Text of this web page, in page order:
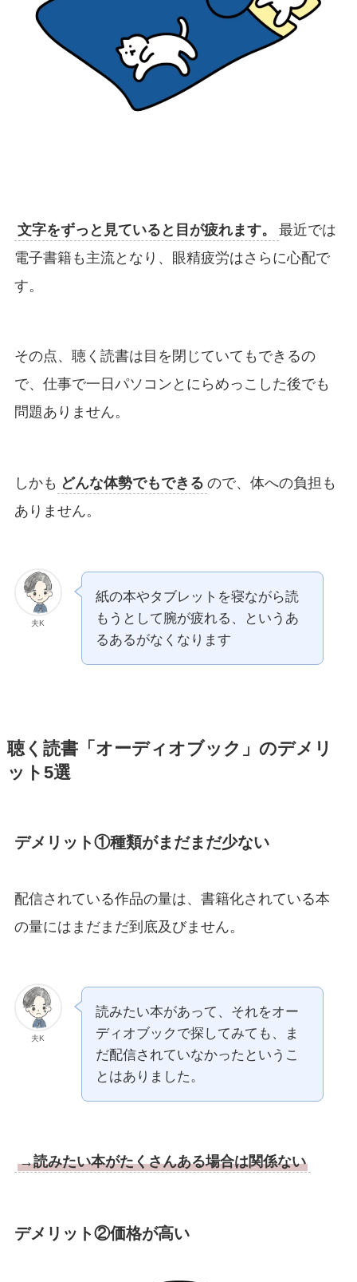
文字をずっと見ていると目が疲れます。
最近では
電子書籍も主流となり、眼精疲労はさらに心配で
す。
その点、聴く読書は目を閉じていてもできるの
で、仕事で一日パソコンとにらめっこした後でも
問題ありません。
しかも どんな体勢でもできる ので、体への負担も
ありません。
夫K
紙の本やタブレットを寝ながら読
もうとして腕が疲れる、というあ
るあるがなくなります
聴く読書「オーディオブック」のデメリ
ット5選
デメリット①種類がまだまだ少ない
配信されている作品の量は、書籍化されている本
の量にはまだまだ到底及びません。
夫K
読みたい本があって、それをオー
ディオブックで探してみても、ま
だ配信されていなかったというこ
とはありました。
→読みたい本がたくさんある場合は関係ない
デメリット②価格が高い